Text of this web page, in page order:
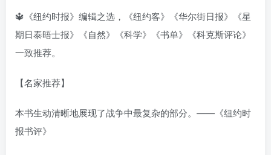
🔱《纽约时报》编辑之选，《纽约客》《华尔街日报》《星
期日泰晤士报》《自然》《科学》《书单》《科克斯评论》
一致推荐。
【名家推荐】
本书生动清晰地展现了战争中最复杂的部分。——《纽约时
报书评》